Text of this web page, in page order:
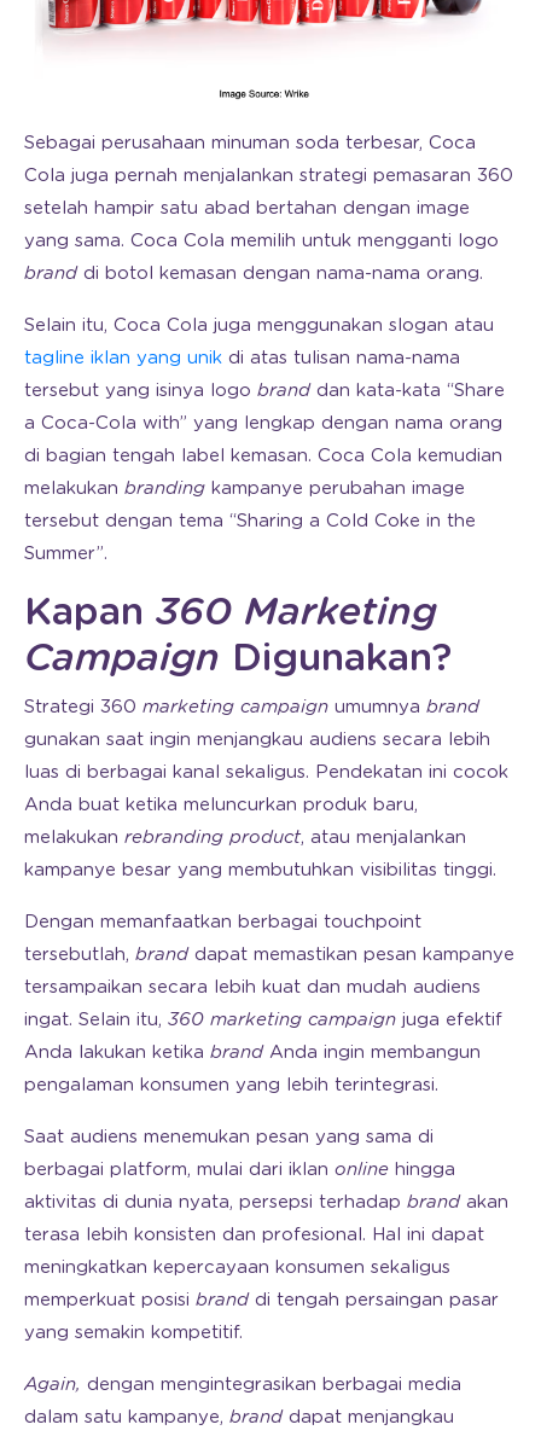
Sebagai perusahaan minuman soda terbesar, Coca
Cola juga pernah menjalankan strategi pemasaran 360
setelah hampir satu abad bertahan dengan image
yang sama. Coca Cola memilih untuk mengganti logo
brand di botol kemasan dengan nama-nama orang.
Selain itu, Coca Cola juga menggunakan slogan atau
tagline iklan yang unik di atas tulisan nama-nama
tersebut yang isinya logo brand dan kata-kata “Share
a Coca-Cola with” yang lengkap dengan nama orang
di bagian tengah label kemasan. Coca Cola kemudian
melakukan branding kampanye perubahan image
tersebut dengan tema “Sharing a Cold Coke in the
Summer”.
Kapan 360 Marketing
Campaign Digunakan?
Strategi 360 marketing campaign umumnya brand
gunakan saat ingin menjangkau audiens secara lebih
luas di berbagai kanal sekaligus. Pendekatan ini cocok
Anda buat ketika meluncurkan produk baru,
melakukan rebranding product, atau menjalankan
kampanye besar yang membutuhkan visibilitas tinggi.
Dengan memanfaatkan berbagai touchpoint
tersebutlah, brand dapat memastikan pesan kampanye
tersampaikan secara lebih kuat dan mudah audiens
ingat. Selain itu, 360 marketing campaign juga efektif
Anda lakukan ketika brand Anda ingin membangun
pengalaman konsumen yang lebih terintegrasi.
Saat audiens menemukan pesan yang sama di
berbagai platform, mulai dari iklan online hingga
aktivitas di dunia nyata, persepsi terhadap brand akan
terasa lebih konsisten dan profesional. Hal ini dapat
meningkatkan kepercayaan konsumen sekaligus
memperkuat posisi brand di tengah persaingan pasar
yang semakin kompetitif.
Again, dengan mengintegrasikan berbagai media
dalam satu kampanye, brand dapat menjangkau